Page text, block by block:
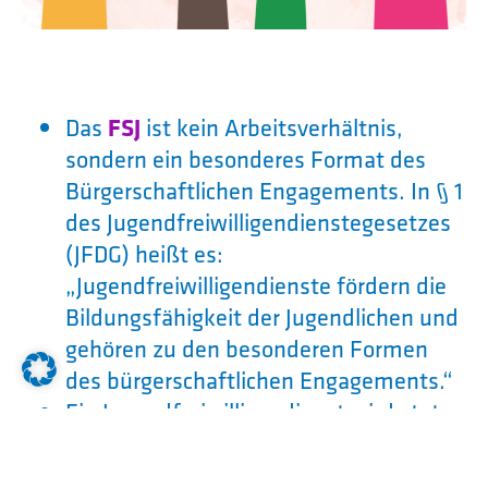
Das FSJ ist kein Arbeitsverhältnis,
sondern ein besonderes Format des
Bürgerschaftlichen Engagements. In § 1
des Jugendfreiwilligendienstegesetzes
(JFDG) heißt es:
„Jugendfreiwilligendienste fördern die
Bildungsfähigkeit der Jugendlichen und
gehören zu den besonderen Formen
des bürgerschaftlichen Engagements.“
Ein Jugendfreiwilligendienst wird stets